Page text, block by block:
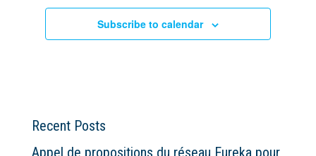
Subscribe to calendar
Recent Posts
Appel de propositions du réseau Eureka pour